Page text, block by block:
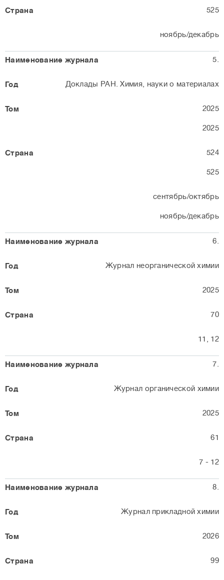
525
ноябрь/декабрь
5.
Доклады РАН. Химия, науки о материалах
2025
2025
524
525
сентябрь/октябрь
ноябрь/декабрь
6.
Журнал неорганической химии
2025
70
11, 12
7.
Журнал органической химии
2025
61
7 - 12
8.
Журнал прикладной химии
2026
99